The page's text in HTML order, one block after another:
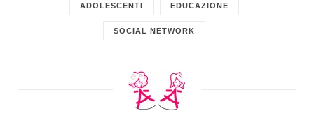
ADOLESCENTI EDUCAZIONE
SOCIAL NETWORK